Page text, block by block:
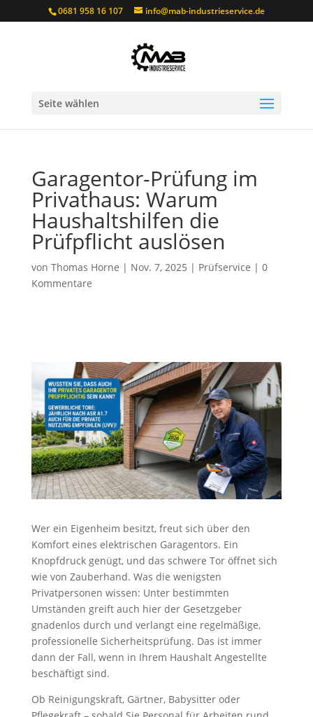
0681 958 16 107 info@mab-industrieservice.de
Seite wählen
Garagentor-Prüfung im
Privathaus: Warum
Haushaltshilfen die
Prüfpflicht auslösen
von Thomas Horne | Nov. 7, 2025 | Prüfservice | 0
Kommentare
Wer ein Eigenheim besitzt, freut sich über den
Komfort eines elektrischen Garagentors. Ein
Knopfdruck genügt, und das schwere Tor öffnet sich
wie von Zauberhand. Was die wenigsten
Privatpersonen wissen: Unter bestimmten
Umständen greift auch hier der Gesetzgeber
gnadenlos durch und verlangt eine regelmäßige,
professionelle Sicherheitsprüfung. Das ist immer
dann der Fall, wenn in Ihrem Haushalt Angestellte
beschäftigt sind.
Ob Reinigungskraft, Gärtner, Babysitter oder